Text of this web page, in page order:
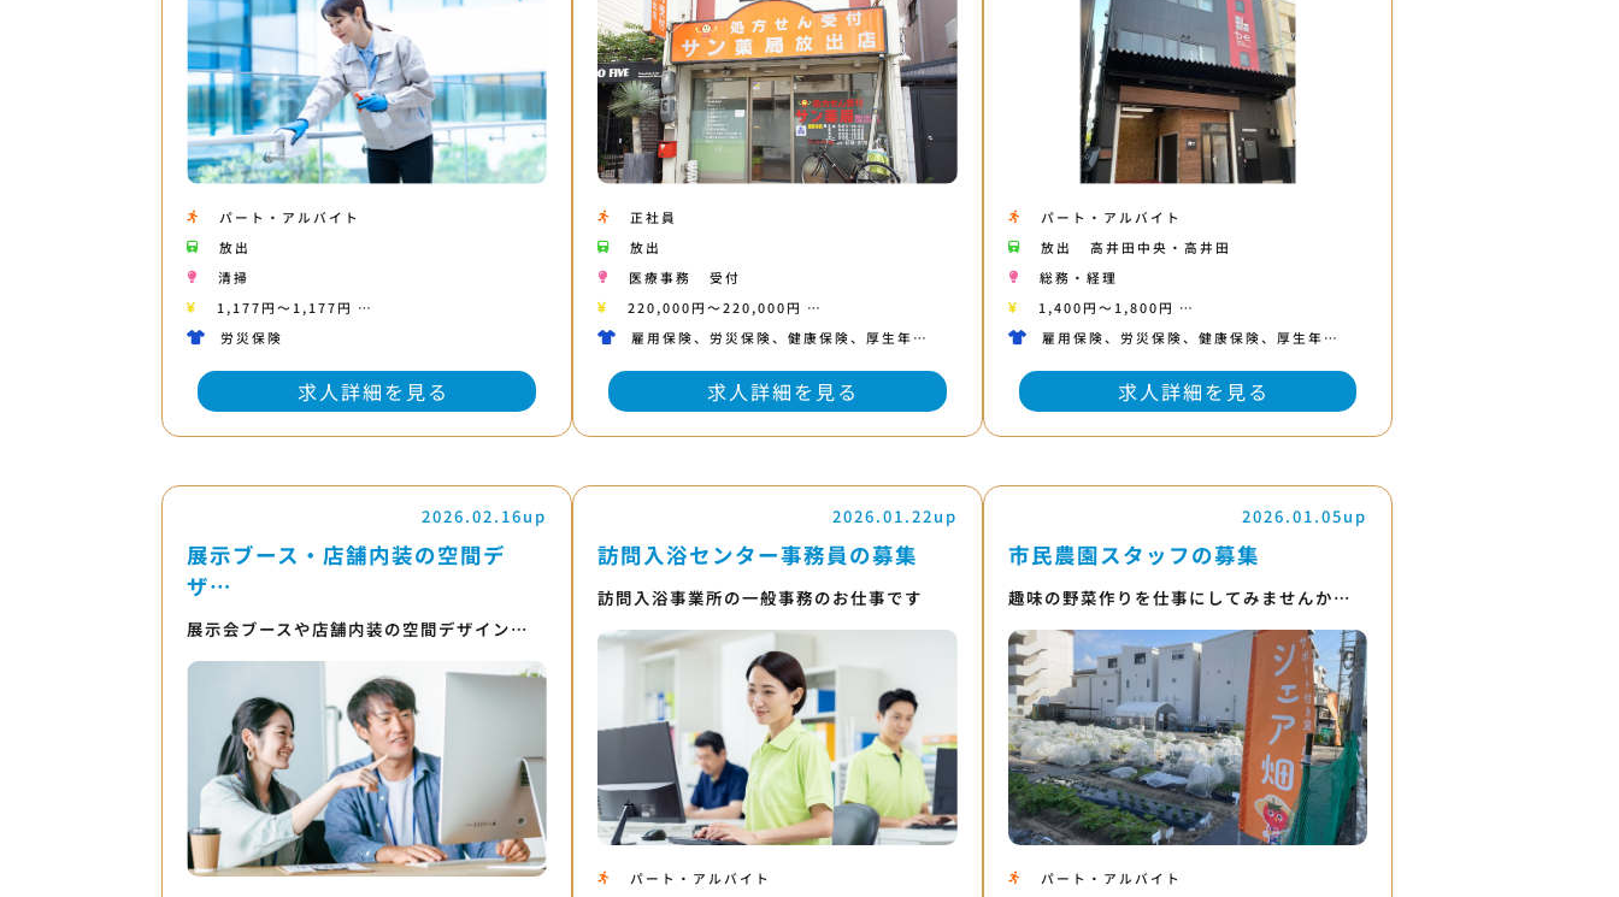
パート・アルバイト
放出
清掃
1,177円〜1,177円 …
労災保険
求人詳細を見る
正社員
放出
医療事務
受付
220,000円〜220,000円 …
雇用保険、労災保険、健康保険、厚生年…
求人詳細を見る
パート・アルバイト
放出
高井田中央・高井田
総務・経理
1,400円〜1,800円 …
雇用保険、労災保険、健康保険、厚生年…
求人詳細を見る
2026.02.16up
展示ブース・店舗内装の空間デ
ザ…
展示会ブースや店舗内装の空間デザイン…
2026.01.22up
訪問入浴センター事務員の募集
訪問入浴事業所の一般事務のお仕事です
パート・アルバイト
2026.01.05up
市民農園スタッフの募集
趣味の野菜作りを仕事にしてみませんか…
パート・アルバイト